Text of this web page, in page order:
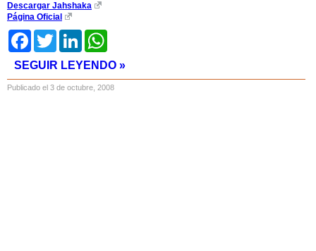
Descargar Jahshaka
Página Oficial
FacebookTwitter LinkedIn
SEGUIR LEYENDO »
Publicado el 3 de octubre, 2008